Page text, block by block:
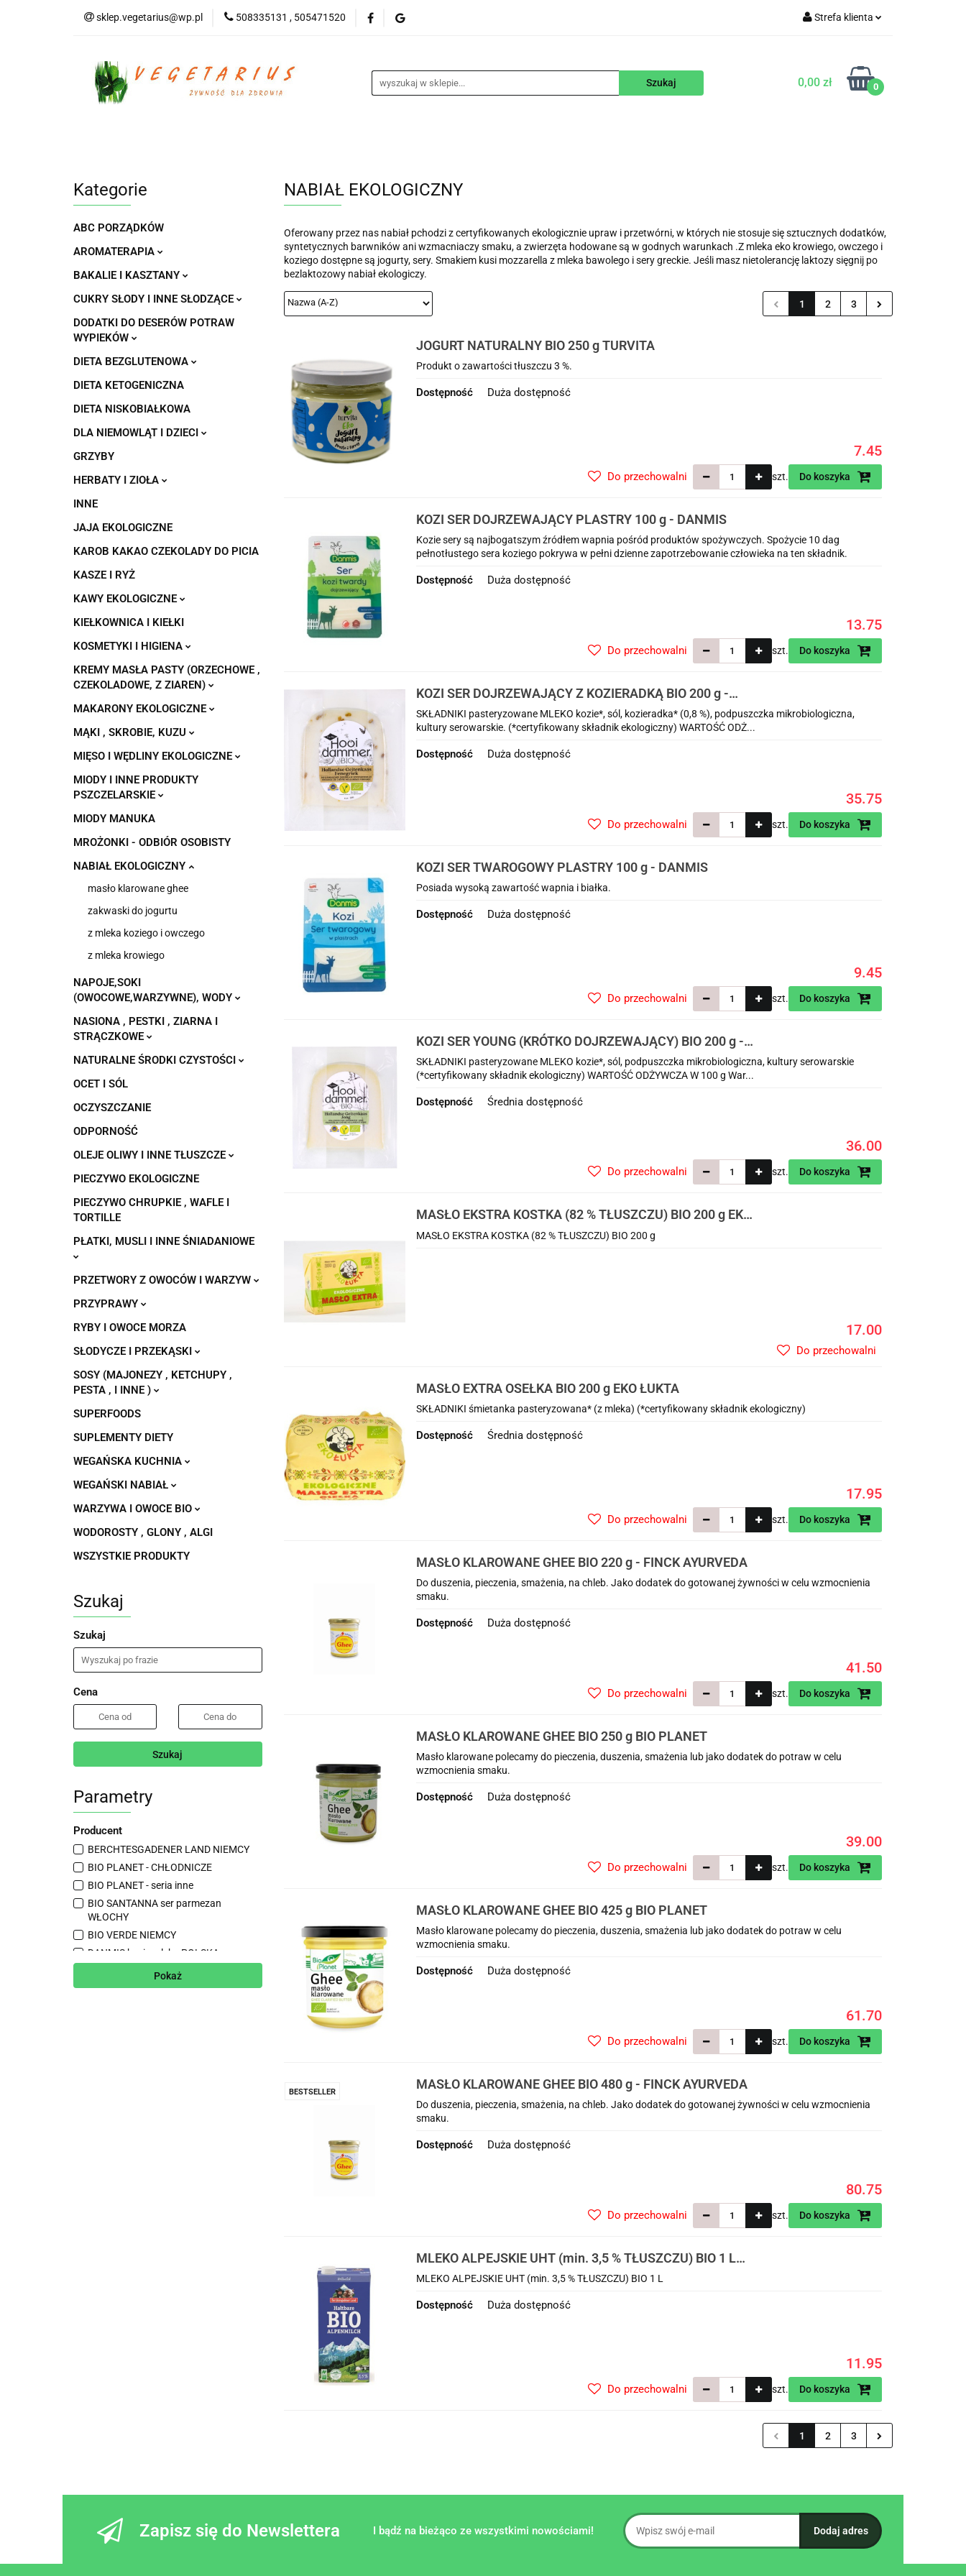
sklep.vegetarius@wp.pl 508335131 , 505471520 Strefa klienta
Zarejestruj się
Dodaj zgłoszenie
0,00 zł 0
KATEGORIE BEZGLUTENOWE
SUPLEMENTY NA ZAMÓWIENIE BLOG
Kategorie
ABC PORZĄDKÓW
AROMATERAPIA
BAKALIE I KASZTANY
CUKRY SŁODY I INNE SŁODZĄCE
DODATKI DO DESERÓW POTRAW
WYPIEKÓW
DIETA BEZGLUTENOWA
DIETA KETOGENICZNA
DIETA NISKOBIAŁKOWA
DLA NIEMOWLĄT I DZIECI
GRZYBY
HERBATY I ZIOŁA
INNE
JAJA EKOLOGICZNE
KAROB KAKAO CZEKOLADY DO PICIA
KASZE I RYŻ
KAWY EKOLOGICZNE
KIEŁKOWNICA I KIEŁKI
KOSMETYKI I HIGIENA
KREMY MASŁA PASTY (ORZECHOWE ,
CZEKOLADOWE, Z ZIAREN)
MAKARONY EKOLOGICZNE
MĄKI , SKROBIE, KUZU
MIĘSO I WĘDLINY EKOLOGICZNE
MIODY I INNE PRODUKTY
PSZCZELARSKIE
MIODY MANUKA
MROŻONKI - ODBIÓR OSOBISTY
NABIAŁ EKOLOGICZNY
masło klarowane ghee
zakwaski do jogurtu
z mleka koziego i owczego
z mleka krowiego
NAPOJE,SOKI
(OWOCOWE,WARZYWNE), WODY
NASIONA , PESTKI , ZIARNA I
STRĄCZKOWE
NATURALNE ŚRODKI CZYSTOŚCI
OCET I SÓL
OCZYSZCZANIE
ODPORNOŚĆ
OLEJE OLIWY I INNE TŁUSZCZE
PIECZYWO EKOLOGICZNE
PIECZYWO CHRUPKIE , WAFLE I
TORTILLE
PŁATKI, MUSLI I INNE ŚNIADANIOWE
PRZETWORY Z OWOCÓW I WARZYW
PRZYPRAWY
RYBY I OWOCE MORZA
SŁODYCZE I PRZEKĄSKI
SOSY (MAJONEZY , KETCHUPY ,
PESTA , I INNE )
SUPERFOODS
SUPLEMENTY DIETY
WEGAŃSKA KUCHNIA
WEGAŃSKI NABIAŁ
WARZYWA I OWOCE BIO
WODOROSTY , GLONY , ALGI
WSZYSTKIE PRODUKTY
Szukaj
Szukaj
Cena
Szukaj
Parametry
Producent
BERCHTESGADENER LAND NIEMCY
BIO PLANET - CHŁODNICZE
BIO PLANET - seria inne
BIO SANTANNA ser parmezan
WŁOCHY
BIO VERDE NIEMCY
DANMIS kozie mleko POLSKA
EKO ŁUKTA nabiał POLSKA
GHEE (masło klarowane) FINCK
Pokaż
NABIAŁ EKOLOGICZNY
Oferowany przez nas nabiał pchodzi z certyfikowanych ekologicznie upraw i przetwórni, w których nie stosuje się sztucznych dodatków,
syntetycznych barwników ani wzmacniaczy smaku, a zwierzęta hodowane są w godnych warunkach .Z mleka eko krowiego, owczego i
koziego dostępne są jogurty, sery. Smakiem kusi mozzarella z mleka bawolego i sery greckie. Jeśli masz nietolerancję laktozy sięgnij po
bezlaktozowy nabiał ekologiczy.
1 2 3
JOGURT NATURALNY BIO 250 g TURVITA
Produkt o zawartości tłuszczu 3 %.
Dostępność Duża dostępność
7.45
szt. Do koszyka
Do przechowalni
KOZI SER DOJRZEWAJĄCY PLASTRY 100 g - DANMIS
Kozie sery są najbogatszym źródłem wapnia pośród produktów spożywczych. Spożycie 10 dag
pełnotłustego sera koziego pokrywa w pełni dzienne zapotrzebowanie człowieka na ten składnik.
Dostępność Duża dostępność
13.75
szt. Do koszyka
Do przechowalni
KOZI SER DOJRZEWAJĄCY Z KOZIERADKĄ BIO 200 g -
HOOIDAMMER
SKŁADNIKI pasteryzowane MLEKO kozie*, sól, kozieradka* (0,8 %), podpuszczka mikrobiologiczna,
kultury serowarskie. (*certyfikowany składnik ekologiczny) WARTOŚĆ ODŻ...
Dostępność Duża dostępność
35.75
szt. Do koszyka
Do przechowalni
KOZI SER TWAROGOWY PLASTRY 100 g - DANMIS
Posiada wysoką zawartość wapnia i białka.
Dostępność Duża dostępność
9.45
szt. Do koszyka
Do przechowalni
KOZI SER YOUNG (KRÓTKO DOJRZEWAJĄCY) BIO 200 g -
HOOIDAMMER
SKŁADNIKI pasteryzowane MLEKO kozie*, sól, podpuszczka mikrobiologiczna, kultury serowarskie
(*certyfikowany składnik ekologiczny) WARTOŚĆ ODŻYWCZA W 100 g War...
Dostępność Średnia dostępność
36.00
szt. Do koszyka
Do przechowalni
MASŁO EKSTRA KOSTKA (82 % TŁUSZCZU) BIO 200 g EKO
ŁUKTA
MASŁO EKSTRA KOSTKA (82 % TŁUSZCZU) BIO 200 g
17.00
Do przechowalni
MASŁO EXTRA OSEŁKA BIO 200 g EKO ŁUKTA
SKŁADNIKI śmietanka pasteryzowana* (z mleka) (*certyfikowany składnik ekologiczny)
Dostępność Średnia dostępność
17.95
szt. Do koszyka
Do przechowalni
MASŁO KLAROWANE GHEE BIO 220 g - FINCK AYURVEDA
Do duszenia, pieczenia, smażenia, na chleb. Jako dodatek do gotowanej żywności w celu wzmocnienia
smaku.
Dostępność Duża dostępność
41.50
szt. Do koszyka
Do przechowalni
MASŁO KLAROWANE GHEE BIO 250 g BIO PLANET
Masło klarowane polecamy do pieczenia, duszenia, smażenia lub jako dodatek do potraw w celu
wzmocnienia smaku.
Dostępność Duża dostępność
39.00
szt. Do koszyka
Do przechowalni
MASŁO KLAROWANE GHEE BIO 425 g BIO PLANET
Masło klarowane polecamy do pieczenia, duszenia, smażenia lub jako dodatek do potraw w celu
wzmocnienia smaku.
Dostępność Duża dostępność
61.70
szt. Do koszyka
Do przechowalni
BESTSELLER
MASŁO KLAROWANE GHEE BIO 480 g - FINCK AYURVEDA
Do duszenia, pieczenia, smażenia, na chleb. Jako dodatek do gotowanej żywności w celu wzmocnienia
smaku.
Dostępność Duża dostępność
80.75
szt. Do koszyka
Do przechowalni
MLEKO ALPEJSKIE UHT (min. 3,5 % TŁUSZCZU) BIO 1 L
BERCHTESGADENER LAND
MLEKO ALPEJSKIE UHT (min. 3,5 % TŁUSZCZU) BIO 1 L
Dostępność Duża dostępność
11.95
szt. Do koszyka
Do przechowalni
1 2 3
Zapisz się do Newslettera I bądź na bieżąco ze wszystkimi nowościami!